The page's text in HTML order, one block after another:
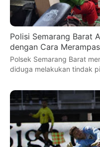
Polisi Semarang Barat
dengan Cara
Polsek Semarang Barat
diduga melakukan tindak